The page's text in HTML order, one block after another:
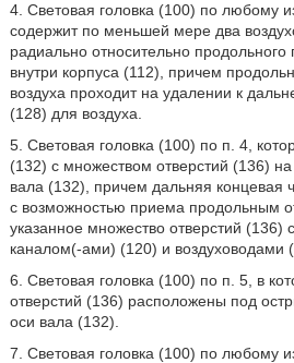
4. Световая головка (100) по любому
содержит по меньшей мере два
радиально относительно
внутри корпуса (112), причем
воздуха проходит на удалении к
(128) для воздуха.
5. Световая головка (100) по п. 4,
(132) с множеством отверстий (136)
вала (132), причем дальняя концевая
с возможностью приема продольным
указанное множество отверстий
каналом(-ами) (120) и воздуховодами
6. Световая головка (100) по п. 5, в
отверстий (136) расположены под
оси вала (132).
7. Световая головка (100) по любому